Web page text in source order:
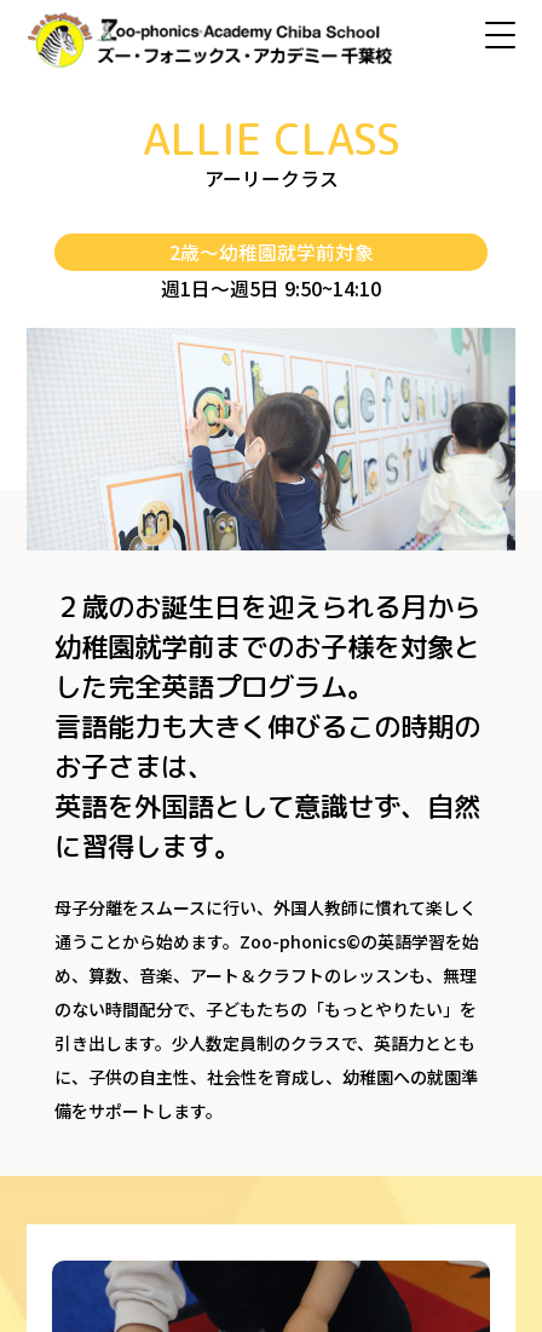
ALLIE CLASS
アーリークラス
2歳〜幼稚園就学前対象
週1日〜週5日 9:50~14:10
２歳のお誕生日を迎えられる月から
幼稚園就学前までのお子様を対象と
した完全英語プログラム。
言語能力も大きく伸びるこの時期の
お子さまは、
英語を外国語として意識せず、自然
に習得します。
母子分離をスムースに行い、外国人教師に慣れて楽しく
通うことから始めます。Zoo-phonics©の英語学習を始
め、算数、音楽、アート＆クラフトのレッスンも、無理
のない時間配分で、子どもたちの「もっとやりたい」を
引き出します。少人数定員制のクラスで、英語力ととも
に、子供の自主性、社会性を育成し、幼稚園への就園準
備をサポートします。